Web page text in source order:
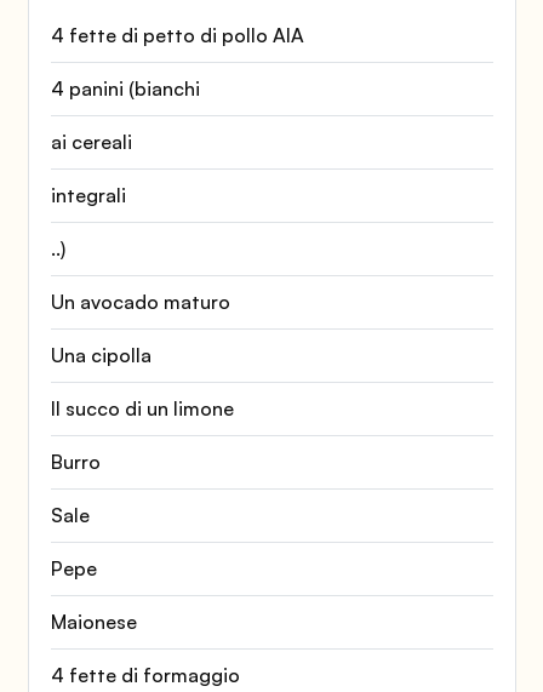
4 fette di petto di pollo AIA
4 panini (bianchi
ai cereali
integrali
..)
Un avocado maturo
Una cipolla
Il succo di un limone
Burro
Sale
Pepe
Maionese
4 fette di formaggio